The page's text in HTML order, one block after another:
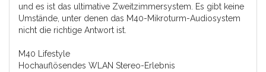
und es ist das ultimative Zweitzimmersystem. Es gibt keine
Umstände, unter denen das M40-Mikroturm-Audiosystem
nicht die richtige Antwort ist.
M40 Lifestyle
Hochauflösendes WLAN Stereo-Erlebnis